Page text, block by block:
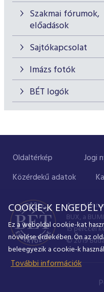
Szakmai fórumok,
előadások
Sajtókapcsolat
Imázs fotók
BÉT logók
Oldaltérkép Jogi
Közérdekű adatok
A portálon
BUX, a
15 perccel
© 2019
COOKIE-K
Ez a weboldal cookie-kat
növelése érdekében. Ön az
beleegyezik a cookie-k
További információk